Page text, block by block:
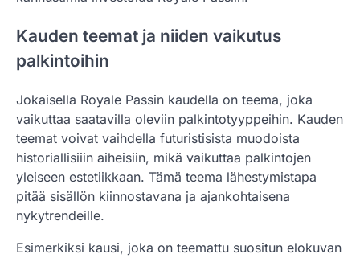
Kauden teemat ja niiden vaikutus
palkintoihin
Jokaisella Royale Passin kaudella on teema, joka
vaikuttaa saatavilla oleviin palkintotyyppeihin. Kauden
teemat voivat vaihdella futuristisista muodoista
historiallisiiin aiheisiin, mikä vaikuttaa palkintojen
yleiseen estetiikkaan. Tämä teema lähestymistapa
pitää sisällön kiinnostavana ja ajankohtaisena
nykytrendeille.
Esimerkiksi kausi, joka on teemattu suositun elokuvan